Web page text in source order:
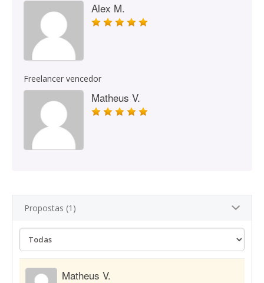
Alex M.
Freelancer vencedor
Matheus V.
Propostas (1)
Matheus V.